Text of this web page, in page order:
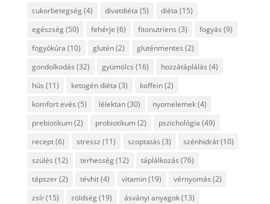
cukorbetegség(4) divatdiéta (5) diéta (15)
egészség(50) fehérje (6) fitonutriens (3) fogyás (9)
fogyókúra (10) glutén(2) gluténmentes (2)
gondolkodás (32) gyümölcs (16) hozzátáplálás (4)
hús (11) ketogén diéta (3) koffein(2)
komfort evés (5) lélektan(30) nyomelemek(4)
prebiotikum(2) probiotikum(2) pszichológia (49)
recept(6) stressz (11) szoptatás (3) szénhidrát(10)
szülés (12) terhesség(12) táplálkozás (76)
tápszer(2) tévhit(4) vitamin(19) vérnyomás (2)
zsír(15) zöldség(19) ásványi anyagok(13)